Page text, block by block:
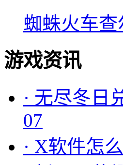
蜘蛛火车查
游戏资讯
· 无尽冬日
07
· X软件怎